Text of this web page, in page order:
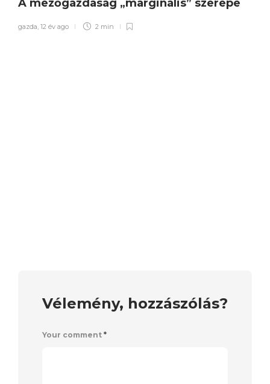
A mezőgazdaság „marginális” szerepe
gazda 12 év ago 2 min
Vélemény, hozzászólás?
Your comment *